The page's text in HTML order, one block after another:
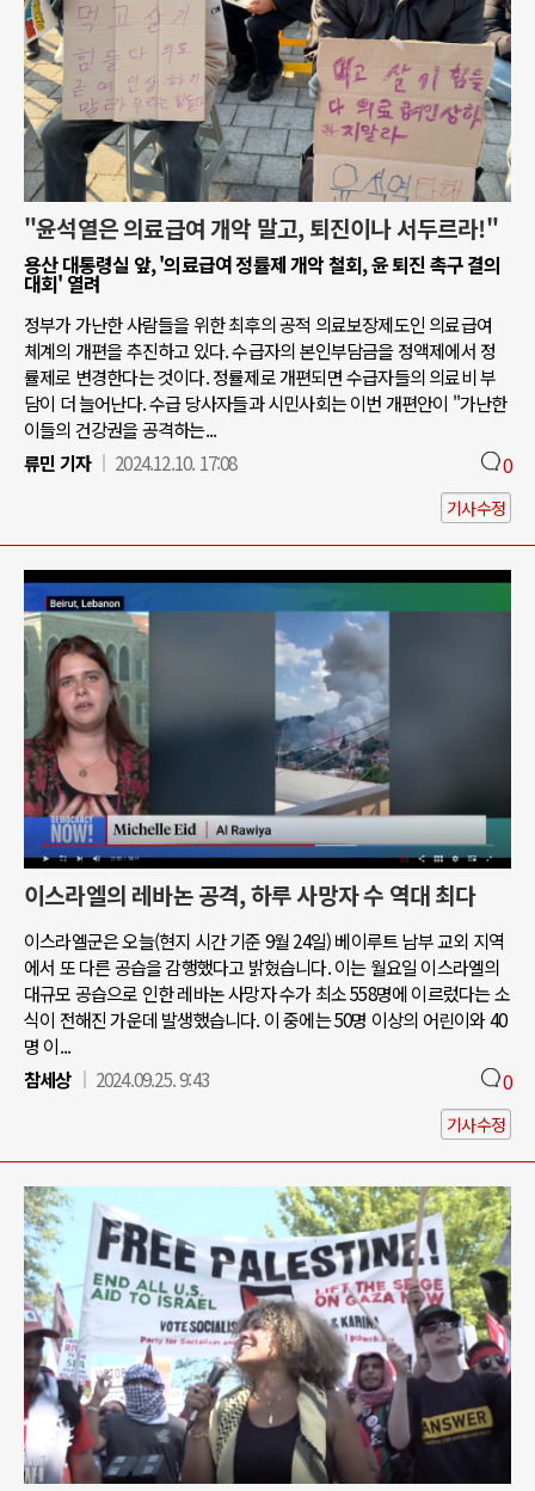
"윤석열은 의료급여 개악 말고, 퇴진이나 서두르라!"
용산 대통령실 앞, '의료급여 정률제 개악 철회, 윤 퇴진 촉구 결의
대회' 열려
정부가 가난한 사람들을 위한 최후의 공적 의료보장제도인 의료급여
체계의 개편을 추진하고 있다. 수급자의 본인부담금을 정액제에서 정
률제로 변경한다는 것이다. 정률제로 개편되면 수급자들의 의료비 부
담이 더 늘어난다. 수급 당사자들과 시민사회는 이번 개편안이 "가난한
이들의 건강권을 공격하는...
류민 기자
2024.12.10. 17:08 0
기사수정
이스라엘의 레바논 공격, 하루 사망자 수 역대 최다
이스라엘군은 오늘(현지 시간 기준 9월 24일) 베이루트 남부 교외 지역
에서 또 다른 공습을 감행했다고 밝혔습니다. 이는 월요일 이스라엘의
대규모 공습으로 인한 레바논 사망자 수가 최소 558명에 이르렀다는 소
식이 전해진 가운데 발생했습니다. 이 중에는 50명 이상의 어린이와 40
명 이...
참세상
2024.09.25. 9:43 0
기사수정